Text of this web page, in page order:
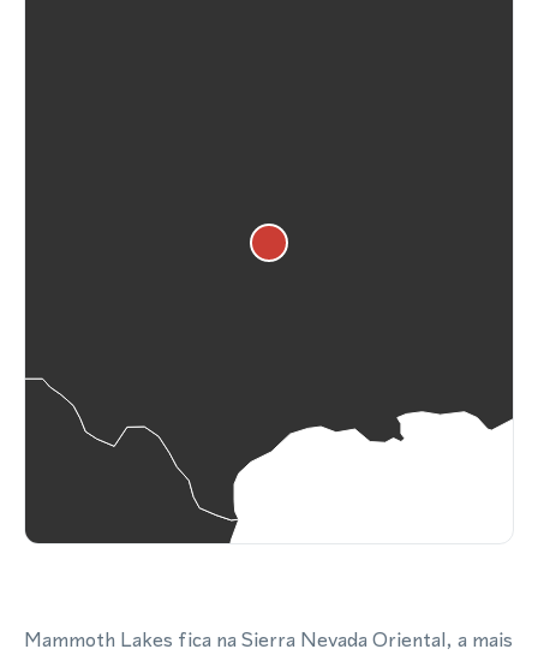
Mammoth Lakes fica na Sierra Nevada Oriental, a mais